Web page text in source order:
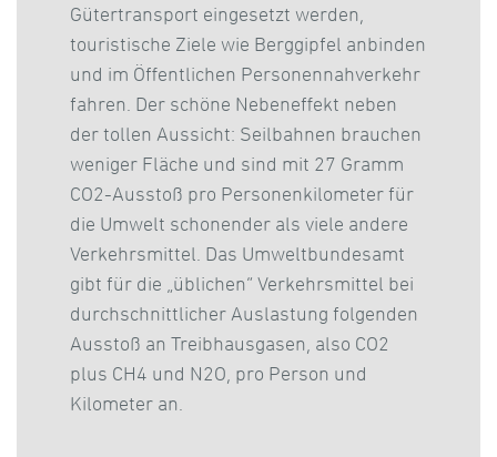
Gütertransport eingesetzt werden,
touristische Ziele wie Berggipfel anbinden
und im Öffentlichen Personennahverkehr
fahren. Der schöne Nebeneffekt neben
der tollen Aussicht: Seilbahnen brauchen
weniger Fläche und sind mit 27 Gramm
CO2-Ausstoß pro Personenkilometer für
die Umwelt schonender als viele andere
Verkehrsmittel. Das Umweltbundesamt
gibt für die „üblichen“ Verkehrsmittel bei
durchschnittlicher Auslastung folgenden
Ausstoß an Treibhausgasen, also CO2
plus CH4 und N2O, pro Person und
Kilometer an.